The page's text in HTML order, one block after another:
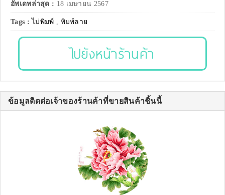
อัพเดทล่าสุด : 18 เมษายน 2567
Tags :ไม่พิมพ์ , พิมพ์ลาย
ไปยังหน้าร้านค้า
ข้อมูลติดต่อเจ้าของร้านค้าที่ขายสินค้าชิ้นนี้